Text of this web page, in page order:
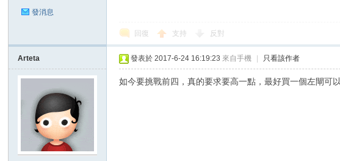
發消息
回復 支持 反對
Arteta 發表於 2017-6-24 16:19:23 來自手機 只看該作者
如今要挑戰前四，真的要求要高一點，最好買一個左閘可